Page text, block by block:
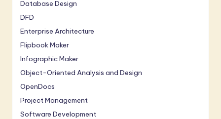
Database Design
DFD
Enterprise Architecture
Flipbook Maker
Infographic Maker
Object-Oriented Analysis and Design
OpenDocs
Project Management
Software Development